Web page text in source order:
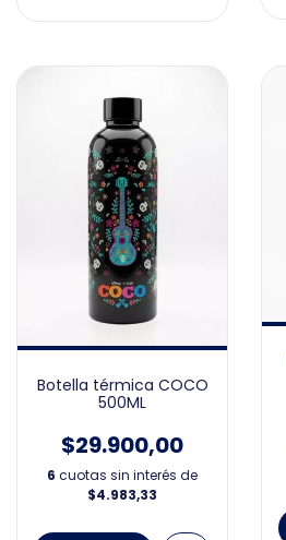
Botella térmica COCO
500ML
$29.900,00
6 cuotas sin interés de
$4.983,33